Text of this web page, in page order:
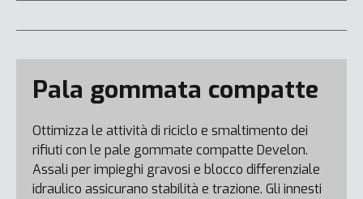
Pala gommata compatte
Ottimizza le attività di riciclo e smaltimento dei
rifiuti con le pale gommate compatte Develon.
Assali per impieghi gravosi e blocco differenziale
idraulico assicurano stabilità e trazione. Gli innesti